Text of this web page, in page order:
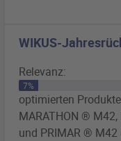
WIKUS-
Relevanz:
7%
optimierten
MARATHON ®
und PRIMAR ®